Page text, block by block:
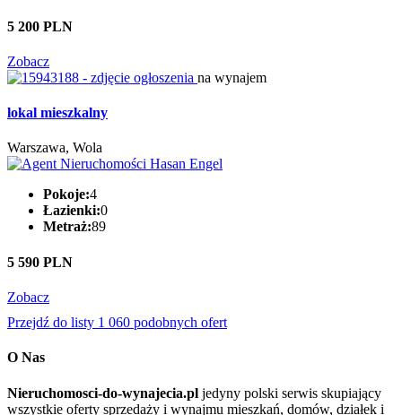
5 200 PLN
Zobacz
na wynajem
lokal mieszkalny
Warszawa, Wola
Pokoje:4
Łazienki:0
Metraż:89
5 590 PLN
Zobacz
Przejdź do listy 1 060 podobnych ofert
O Nas
Nieruchomosci-do-wynajecia.pl jedyny polski serwis skupiający
wszystkie oferty sprzedaży i wynajmu mieszkań, domów, działek i